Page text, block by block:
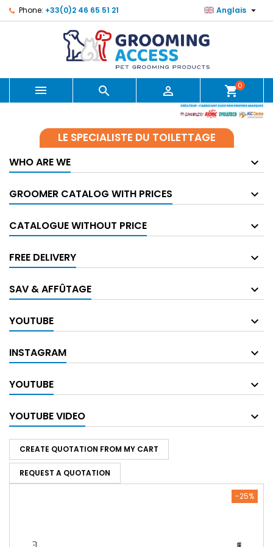
Phone: +33(0)2 46 65 51 21 Anglais 
   shopping_cart0
LE SPECIALISTE DU TOILETTAGE
WHO ARE WE
GROOMER CATALOG WITH PRICES
CATALOGUE WITHOUT PRICE
FREE DELIVERY
SAV & AFFÛTAGE
YOUTUBE
INSTAGRAM
YOUTUBE
YOUTUBE VIDEO
CREATE QUOTATION FROM MY CART
REQUEST A QUOTATION
-25%